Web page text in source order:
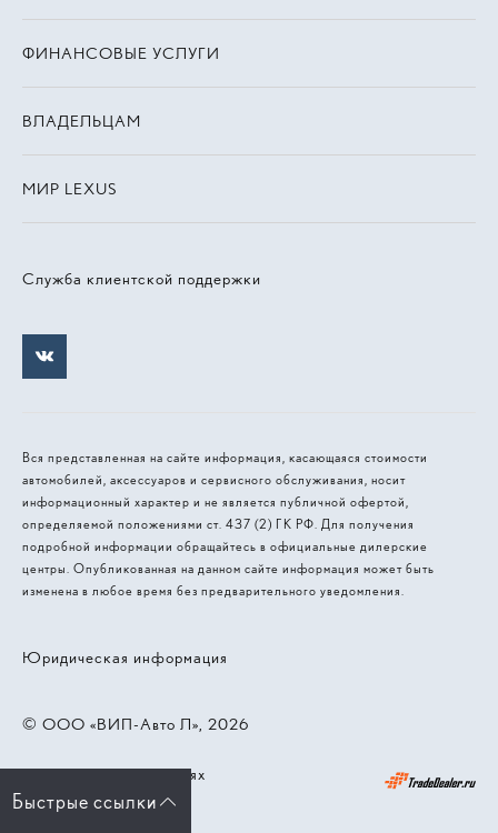
Служба клиентской поддержки
ФИНАНСОВЫЕ УСЛУГИ
ВЛАДЕЛЬЦАМ
МИР LEXUS
Вся представленная на сайте информация, касающаяся стоимости
автомобилей, аксессуаров и сервисного обслуживания, носит
информационный характер и не является публичной офертой,
определяемой положениями ст. 437 (2) ГК РФ. Для получения
подробной информации обращайтесь в официальные дилерские
центры. Опубликованная на данном сайте информация может быть
изменена в любое время без предварительного уведомления.
© 2026, ООО «ВИП-Авто Л»
Юридическая информация
Работает на технологиях